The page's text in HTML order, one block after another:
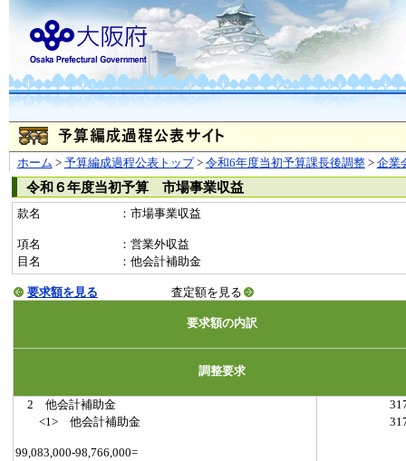
ホーム > 予算編成過程公表トップ> 令和6年度当初予算課長後調整> 企業
令和６年度当初予算 市場事業収益
款名 ：市場事業収益
項名
：営業外収益
目名
：他会計補助金
要求額を見る 査定額を見る
要求額の内訳
調整要求
2 他会計補助金
<1> 他会計補助金
99,083,000-98,766,000=